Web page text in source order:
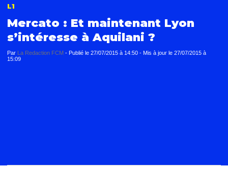
L1
Mercato : Et maintenant Lyon
s’intéresse à Aquilani ?
Par La Redaction FCM - Publié le 27/07/2015 à 14:50 - Mis à jour le 27/07/2015 à
15:09